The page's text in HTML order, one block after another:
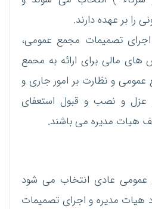
را بر عهده دارند.
اجرای تصمیمات مجمع عمومی،
مالی برای ارائه به محمع
و نظارت بر امور جاری و
عزل و نصب و قبول استعفای
هیات مدیره می باشند.
عادی انتخاب می شود
هیات مدیره و اجرای تصمیمات